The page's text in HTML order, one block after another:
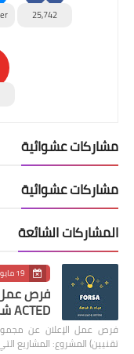
25,742
مشاركات عشوائية
مشاركات عشوائية
المشاركات الشائعة
19 مايو 2022
فرص عمل
ACTED شمال سوريا
فرص عمل الإعلان عن
تقنيين) المشروع: المشاريع